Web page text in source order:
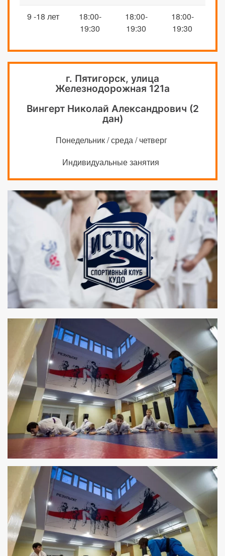
9 -18 лет
18:00-
19:30
18:00-
19:30
18:00-
19:30
г. Пятигорск, улица
Железнодорожная 121а
Вингерт Николай Александрович (2
дан)
Понедельник / среда / четверг
Индивидуальные занятия